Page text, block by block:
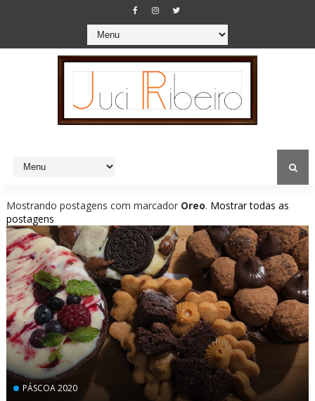
Mostrando postagens com marcador Oreo. Mostrar todas as
postagens
PÁSCOA 2020